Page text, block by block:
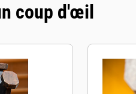
coup d'œil